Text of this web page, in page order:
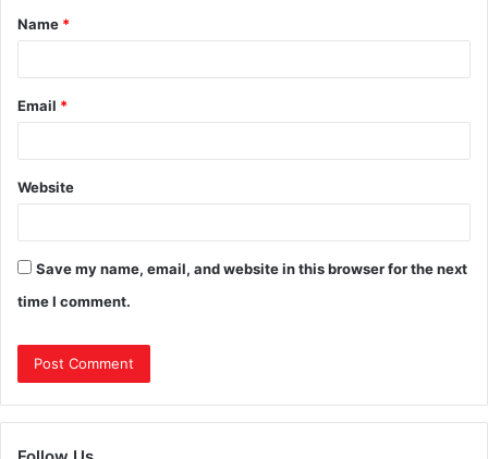
Name *
Email *
Website
Save my name, email, and website in this browser for the next
time I comment.